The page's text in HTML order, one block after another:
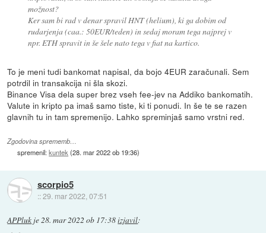
možnost?
Ker sam bi rad v denar spravil HNT (helium), ki ga dobim od
rudarjenja (caa.: 50EUR/teden) in sedaj moram tega najprej v
npr. ETH spravit in še šele nato tega v fiat na kartico.
To je meni tudi bankomat napisal, da bojo 4EUR zaračunali. Sem
potrdil in transakcija ni šla skozi.
Binance Visa dela super brez vseh fee-jev na Addiko bankomatih.
Valute in kripto pa imaš samo tiste, ki ti ponudi. In še te se razen
glavnih tu in tam spremenijo. Lahko spreminjaš samo vrstni red.
Zgodovina sprememb…
spremenil:kuntek (28. mar 2022 ob 19:36)
scorpio5
::29. mar 2022, 07:51
APPluk je28. mar 2022 ob 17:38izjavil: